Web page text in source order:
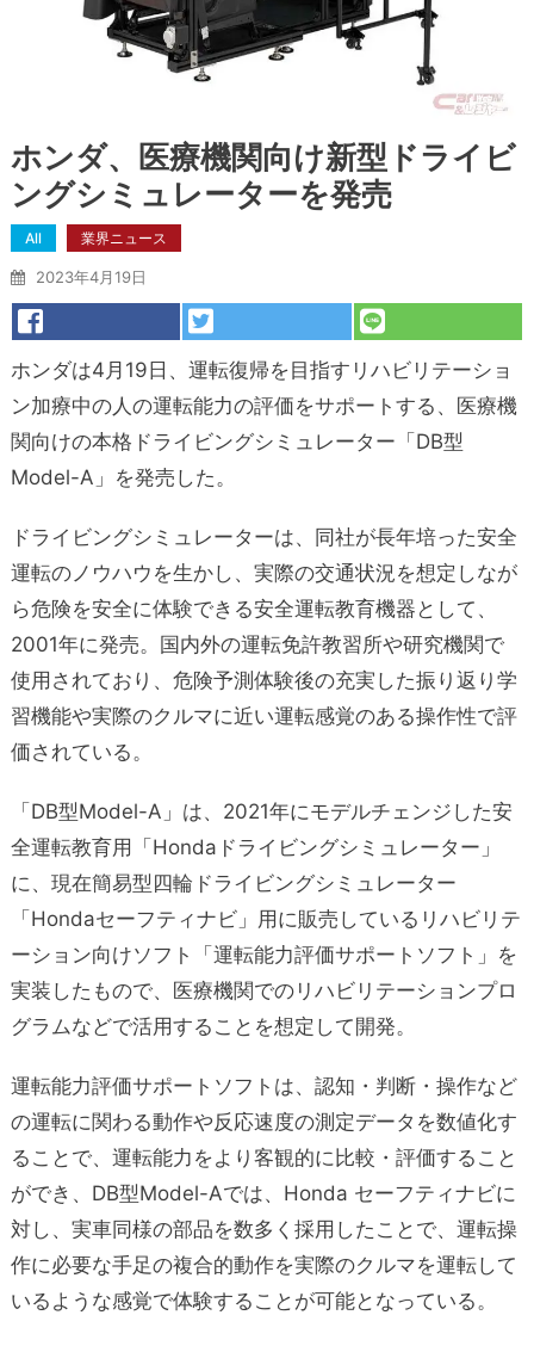
ホンダ、医療機関向け新型ドライビ
ングシミュレーターを発売
All 業界ニュース
2023年4月19日
ホンダは4月19日、運転復帰を目指すリハビリテーショ
ン加療中の人の運転能力の評価をサポートする、 医療機
関向けの本格ドライビングシミュレーター「DB型
Model-A」を発売した。
ドライビングシミュレーターは、同社が長年培った安全
運転のノウハウを生かし、実際の交通状況を想定しなが
ら危険を安全に体験できる安全運転教育機器として、
2001年に発売。国内外の運転免許教習所や研究機関で
使用されており、危険予測体験後の充実した振り返り学
習機能や実際のクルマに近い運転感覚のある操作性で評
価されている。
「DB型Model-A」は、2021年にモデルチェンジした安
全運転教育用「Hondaドライビングシミュレーター」
に、現在簡易型四輪ドライビングシミュレーター
「Hondaセーフティナビ」用に販売しているリハビリテ
ーション向けソフト「運転能力評価サポートソフト」を
実装したもので、医療機関でのリハビリテーションプロ
グラムなどで活用することを想定して開発。
運転能力評価サポートソフトは、認知・判断・操作など
の運転に関わる動作や反応速度の測定データを数値化す
ることで、運転能力をより客観的に比較・評価すること
ができ、DB型Model-Aでは、Honda セーフティナビに
対し、実車同様の部品を数多く採用したことで、運転操
作に必要な手足の複合的動作を実際のクルマを運転して
いるような感覚で体験することが可能となっている。